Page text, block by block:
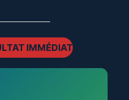
IMMÉDIAT